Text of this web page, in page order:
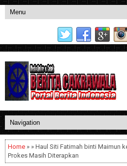
Home » » Haul Siti Fatimah binti Maimun
Prokes Masih Diterapkan